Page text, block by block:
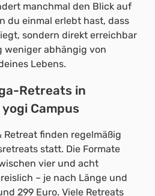
manchmal den Blick auf
du einmal erlebt hast, dass
sondern direkt erreichbar
weniger abhängig von
Lebens.
Retreats in
Campus
Retreat finden regelmäßig
statt. Die Formate
vier und acht
– je nach Länge und
299 Euro. Viele Retreats